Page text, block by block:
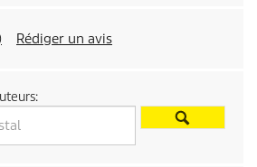
Rédiger un avis